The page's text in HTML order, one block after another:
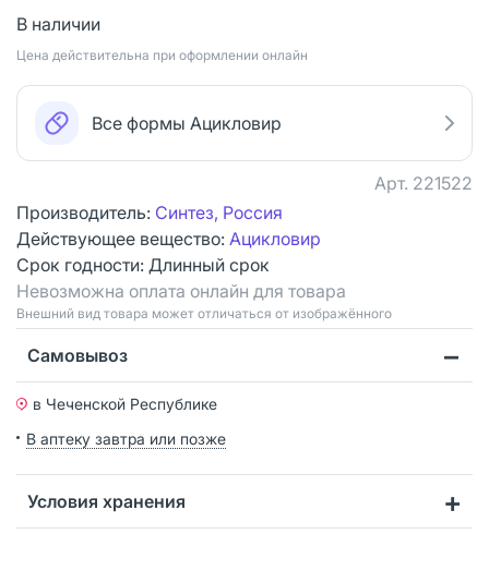
В наличии
Цена действительна при оформлении онлайн
Все формы Ацикловир
Арт. 221522
Производитель: Синтез, Россия
Действующее вещество: Ацикловир
Срок годности: Длинный срок
Невозможна оплата онлайн для товара
Bнешний вид товара может отличаться от изображённого
Самовывоз
в Чеченской Республике
В аптеку завтра или позже
Условия хранения